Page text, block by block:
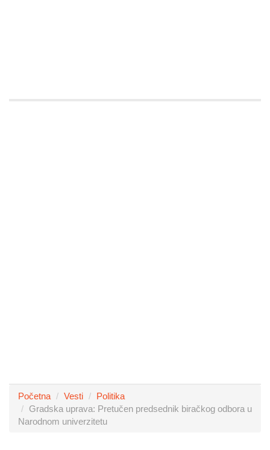
Početna Vesti
Politika
Gradska uprava: Pretučen predsednik biračkog odbora u
Narodnom univerzitetu